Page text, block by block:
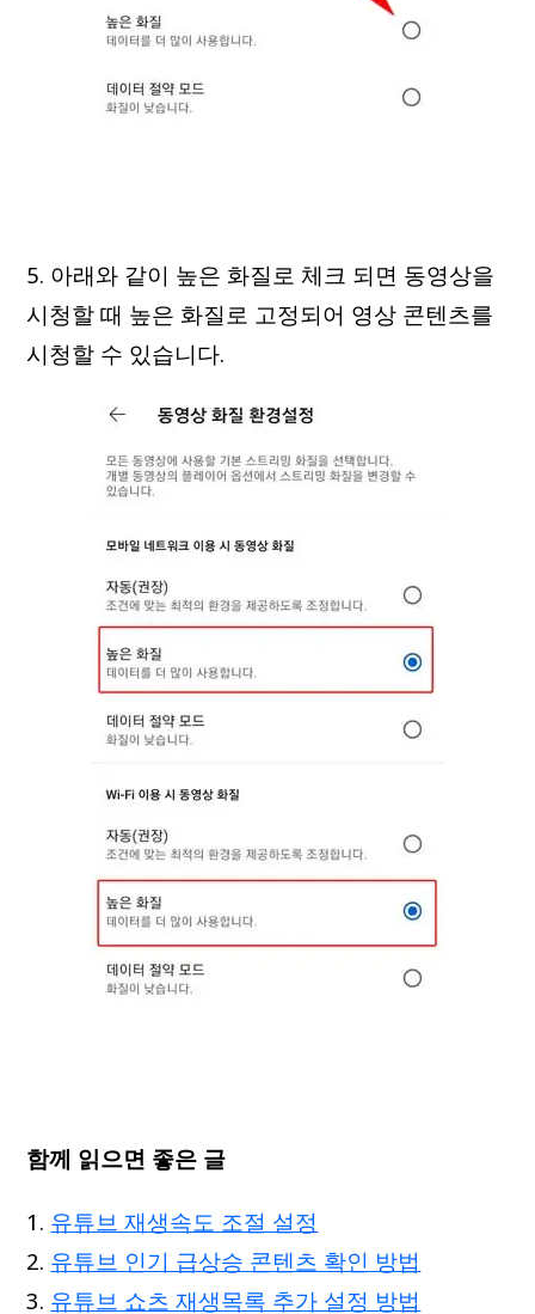
5. 아래와 같이 높은 화질로 체크 되면 동영상을
시청할 때 높은 화질로 고정되어 영상 콘텐츠를
시청할 수 있습니다.
함께 읽으면 좋은 글
유튜브 재생속도 조절 설정
유튜브 인기 급상승 콘텐츠 확인 방법
유튜브 쇼츠 재생목록 추가 설정 방법